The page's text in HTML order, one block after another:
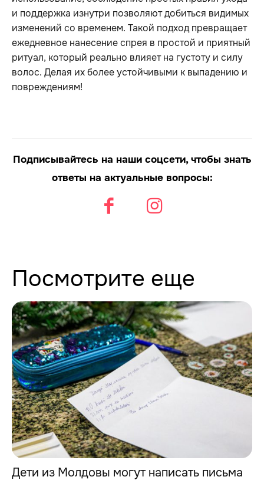
и поддержка изнутри позволяют добиться видимых
изменений со временем. Такой подход превращает
ежедневное нанесение спрея в простой и приятный
ритуал, который реально влияет на густоту и силу
волос. Делая их более устойчивыми к выпадению и
повреждениям!
Подписывайтесь на наши соцсети, чтобы знать
ответы на актуальные вопросы:
Посмотрите еще
Дети из Молдовы могут написать письма